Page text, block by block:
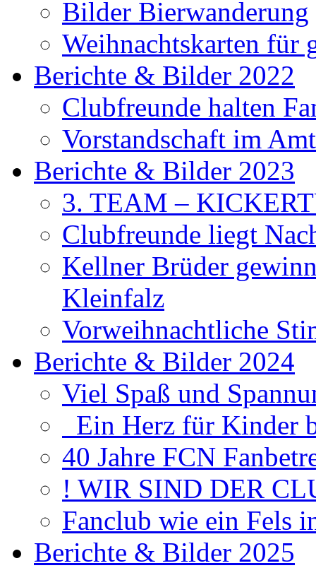
Bilder Bierwanderung
Weihnachtskarten für
Berichte & Bilder 2022
Clubfreunde halten
Vorstandschaft im
Berichte & Bilder 2023
3. TEAM –
Clubfreunde liegt
Kellner Brüder
Kleinfalz
Vorweihnachtliche
Berichte & Bilder 2024
Viel Spaß und
Ein Herz für Kinder
40 Jahre FCN
! WIR SIND DER
Fanclub wie ein Fels
Berichte & Bilder 2025